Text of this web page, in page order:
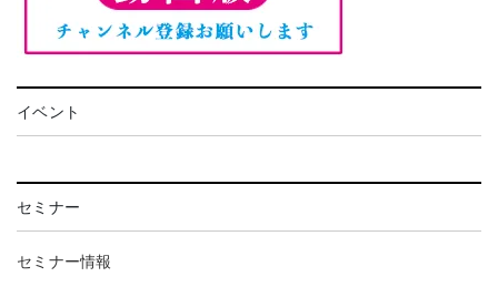
イベント
セミナー
セミナー情報